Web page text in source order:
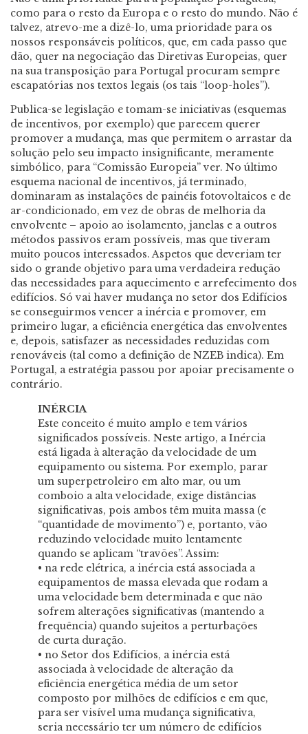
como para o resto da Europa e o resto do mundo. Não é
talvez, atrevo-me a dizê-lo, uma prioridade para os
nossos responsáveis políticos, que, em cada passo que
dão, quer na negociação das Diretivas Europeias, quer
na sua transposição para Portugal procuram sempre
escapatórias nos textos legais (os tais “loop-holes”).
Publica-se legislação e tomam-se iniciativas (esquemas
de incentivos, por exemplo) que parecem querer
promover a mudança, mas que permitem o arrastar da
solução pelo seu impacto insignificante, meramente
simbólico, para “Comissão Europeia” ver. No último
esquema nacional de incentivos, já terminado,
dominaram as instalações de painéis fotovoltaicos e de
ar-condicionado, em vez de obras de melhoria da
envolvente – apoio ao isolamento, janelas e a outros
métodos passivos eram possíveis, mas que tiveram
muito poucos interessados. Aspetos que deveriam ter
sido o grande objetivo para uma verdadeira redução
das necessidades para aquecimento e arrefecimento dos
edifícios. Só vai haver mudança no setor dos Edifícios
se conseguirmos vencer a inércia e promover, em
primeiro lugar, a eficiência energética das envolventes
e, depois, satisfazer as necessidades reduzidas com
renováveis (tal como a definição de NZEB indica). Em
Portugal, a estratégia passou por apoiar precisamente o
contrário.
INÉRCIA
Este conceito é muito amplo e tem vários
significados possíveis. Neste artigo, a Inércia
está ligada à alteração da velocidade de um
equipamento ou sistema. Por exemplo, parar
um superpetroleiro em alto mar, ou um
comboio a alta velocidade, exige distâncias
significativas, pois ambos têm muita massa (e
“quantidade de movimento”) e, portanto, vão
reduzindo velocidade muito lentamente
quando se aplicam “travões”. Assim:
• na rede elétrica, a inércia está associada a
equipamentos de massa elevada que rodam a
uma velocidade bem determinada e que não
sofrem alterações significativas (mantendo a
frequência) quando sujeitos a perturbações
de curta duração.
• no Setor dos Edifícios, a inércia está
associada à velocidade de alteração da
eficiência energética média de um setor
composto por milhões de edifícios e em que,
para ser visível uma mudança significativa,
seria necessário ter um número de edifícios